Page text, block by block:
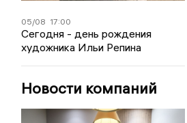
05/08 17:00
Сегодня - день рождения
художника Ильи Репина
Новости компаний